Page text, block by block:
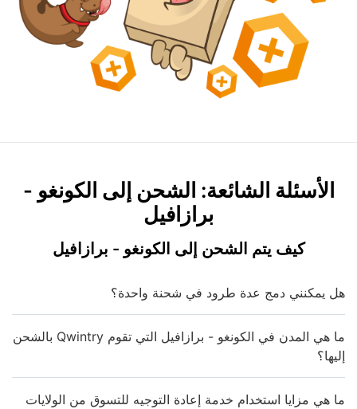
الأسئلة الشائعة: الشحن إلى الكونغو -
برازافيل
كيف يتم الشحن إلى الكونغو - برازافيل
هل يمكنني دمج عدة طرود في شحنة واحدة؟
ما هي المدن في الكونغو - برازافيل التي تقوم Qwintry بالشحن
إليها؟
ما هي مزايا استخدام خدمة إعادة التوجيه للتسوق من الولايات